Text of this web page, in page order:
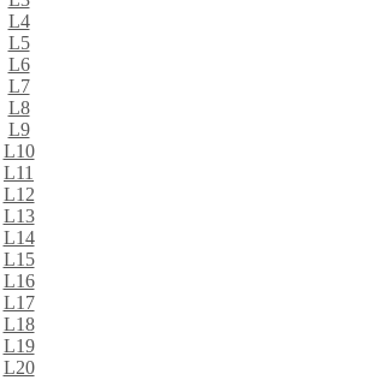
L4
L5
L6
L7
L8
L9
L10
L11
L12
L13
L14
L15
L16
L17
L18
L19
L20